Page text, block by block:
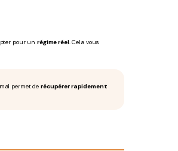
pour un régime réel. Cela vous
permet de récupérer rapidement